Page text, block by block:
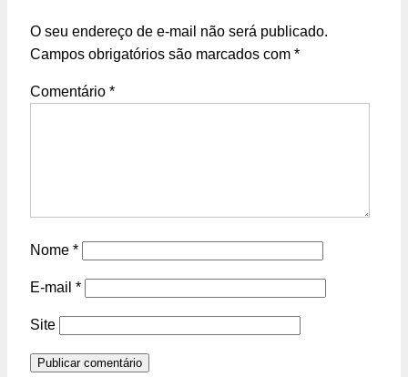
O seu endereço de e-mail não será publicado.
Campos obrigatórios são marcados com *
Comentário *
Nome *
E-mail *
Site